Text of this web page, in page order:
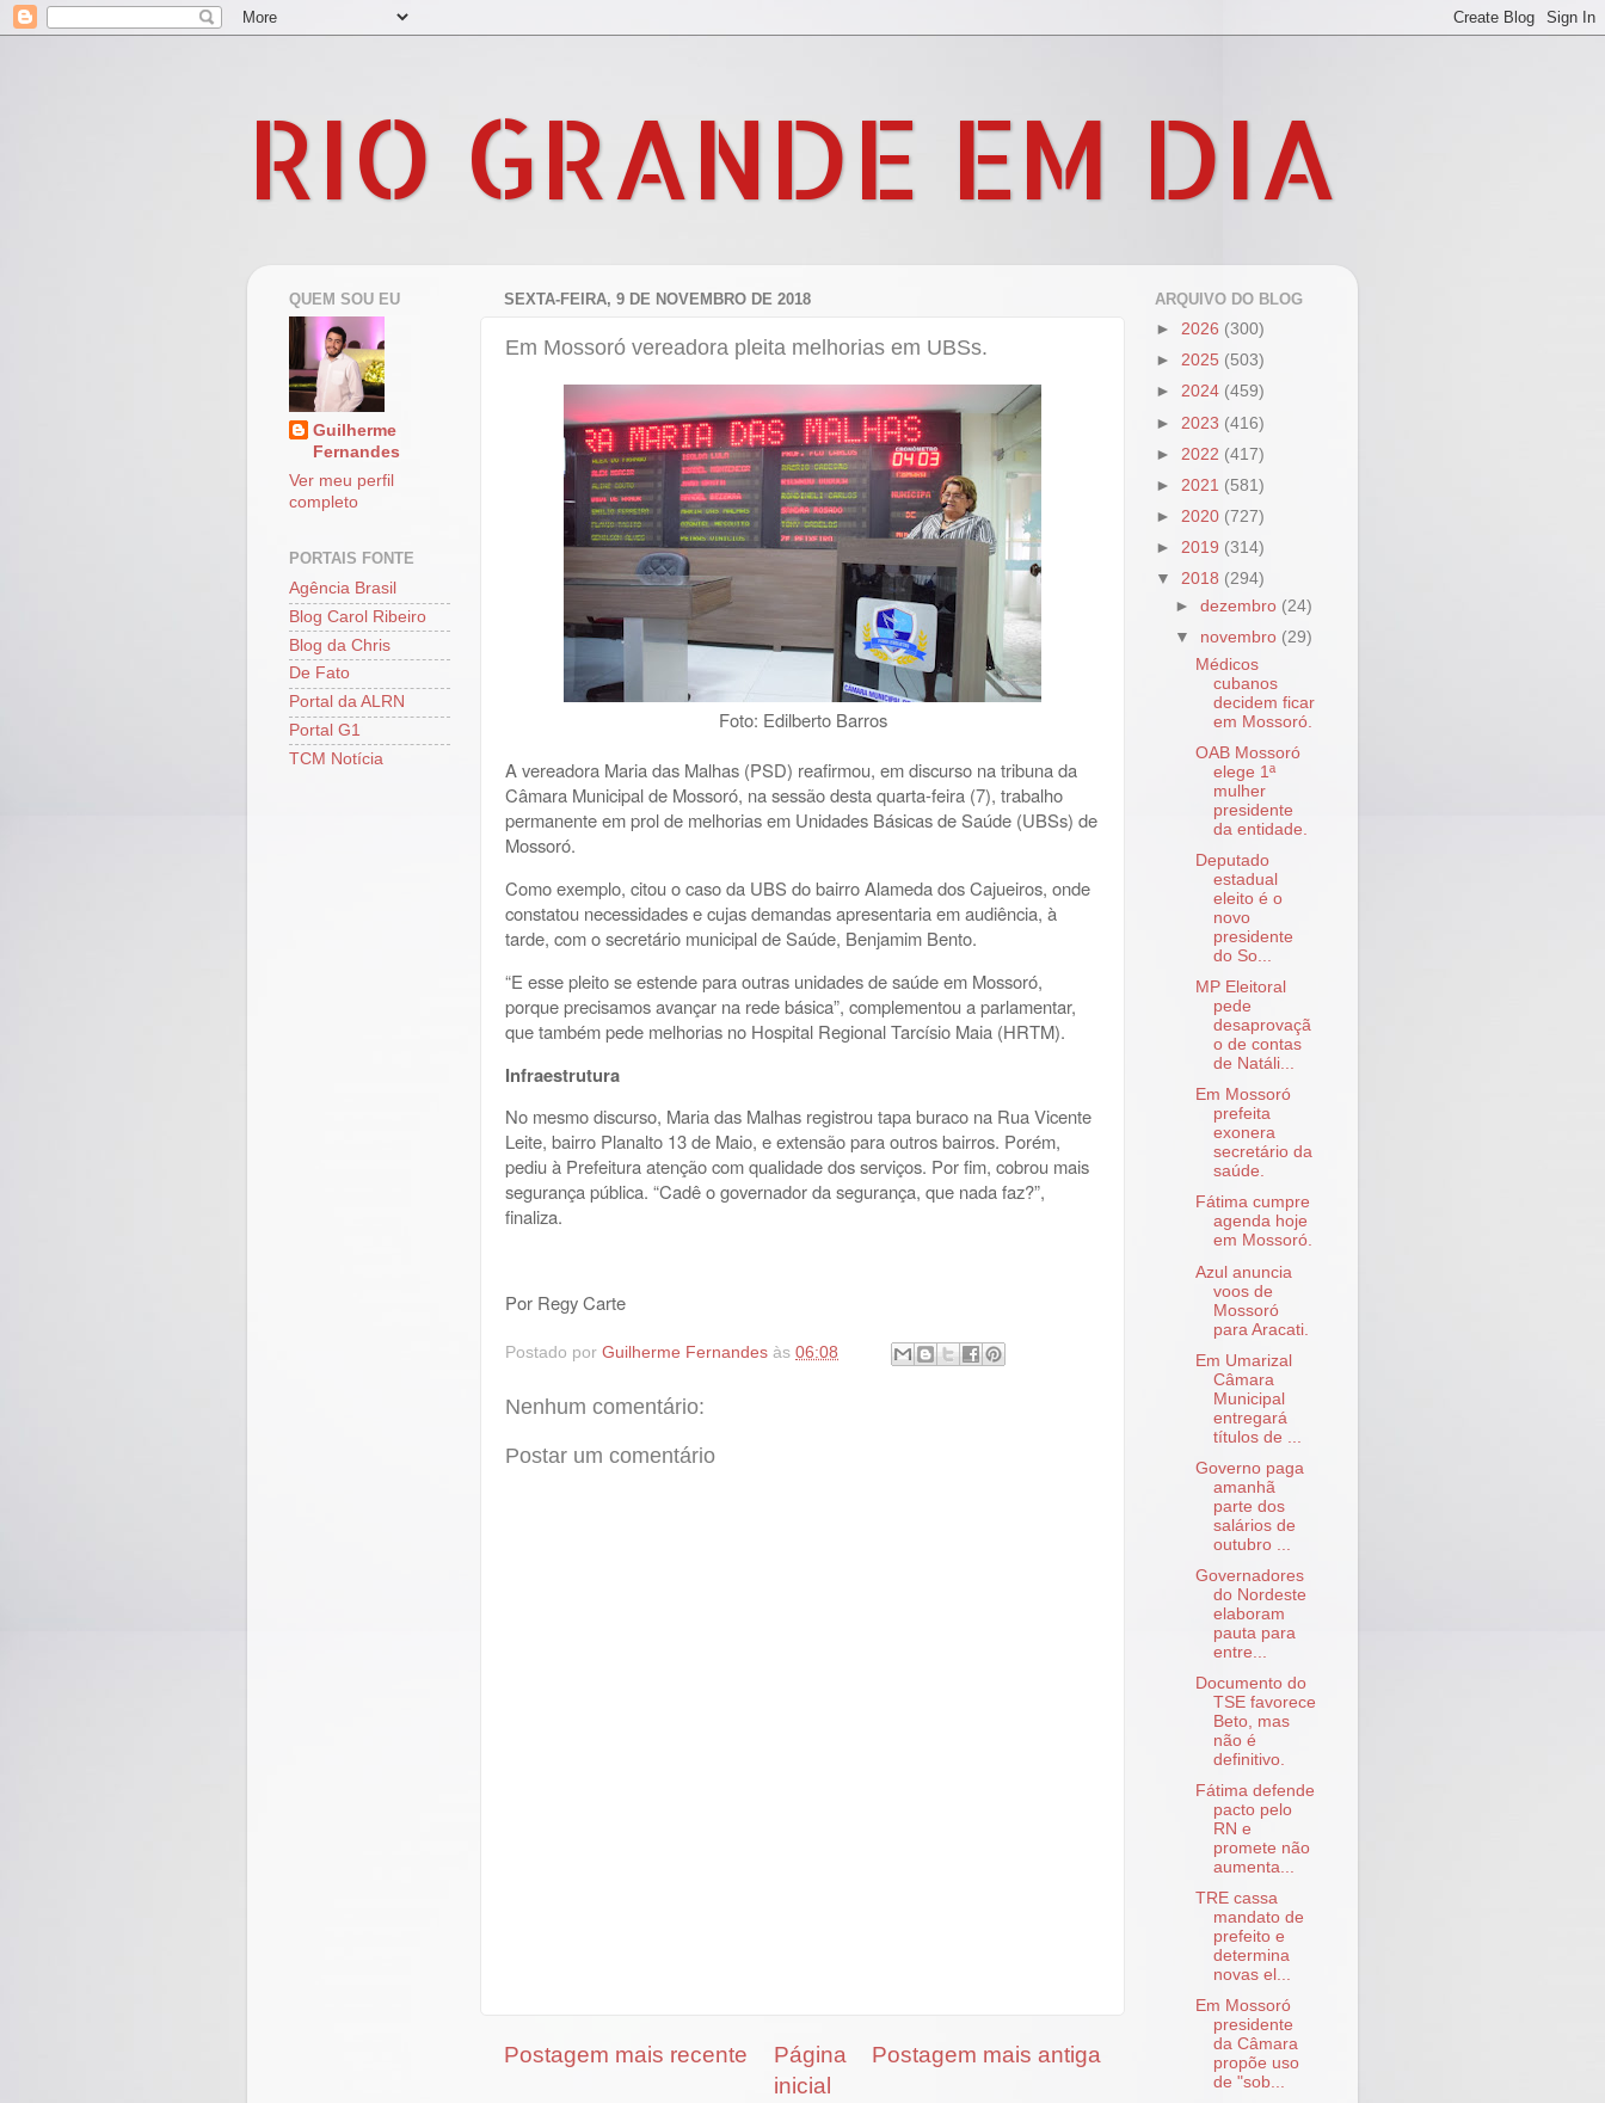
RIO GRANDE EM DIA
SEXTA-FEIRA, 9 DE NOVEMBRO DE 2018
Em Mossoró vereadora pleita melhorias em UBSs.
Foto: Edilberto Barros
A vereadora Maria das Malhas (PSD) reafirmou, em discurso na tribuna da
Câmara Municipal de Mossoró, na sessão desta quarta-feira (7), trabalho
permanente em prol de melhorias em Unidades Básicas de Saúde (UBSs) de
Mossoró.
Como exemplo, citou o caso da UBS do bairro Alameda dos Cajueiros, onde
constatou necessidades e cujas demandas apresentaria em audiência, à
tarde, com o secretário municipal de Saúde, Benjamim Bento.
“E esse pleito se estende para outras unidades de saúde em Mossoró,
porque precisamos avançar na rede básica”, complementou a parlamentar,
que também pede melhorias no Hospital Regional Tarcísio Maia (HRTM).
Infraestrutura
No mesmo discurso, Maria das Malhas registrou tapa buraco na Rua Vicente
Leite, bairro Planalto 13 de Maio, e extensão para outros bairros. Porém,
pediu à Prefeitura atenção com qualidade dos serviços. Por fim, cobrou mais
segurança pública. “Cadê o governador da segurança, que nada faz?”,
finaliza.
Por Regy Carte
Postado por Guilherme Fernandes às 06:08
Nenhum comentário:
Postar um comentário
Postagem mais recente Postagem mais antiga
Página
inicial
QUEM SOU EU
Guilherme
Fernandes
Ver meu perfil
completo
PORTAIS FONTE
Agência Brasil
Blog Carol Ribeiro
Blog da Chris
De Fato
Portal da ALRN
Portal G1
TCM Notícia
ARQUIVO DO BLOG
► 2026 (300)
► 2025 (503)
► 2024 (459)
► 2023 (416)
► 2022 (417)
► 2021 (581)
► 2020 (727)
► 2019 (314)
▼ 2018 (294)
►dezembro (24)
▼ novembro (29)
Médicos
cubanos
decidem ficar
em Mossoró.
OAB Mossoró
elege 1ª
mulher
presidente
da entidade.
Deputado
estadual
eleito é o
novo
presidente
do So...
MP Eleitoral
pede
desaprovaçã
o de contas
de Natáli...
Em Mossoró
prefeita
exonera
secretário da
saúde.
Fátima cumpre
agenda hoje
em Mossoró.
Azul anuncia
voos de
Mossoró
para Aracati.
Em Umarizal
Câmara
Municipal
entregará
títulos de ...
Governo paga
amanhã
parte dos
salários de
outubro ...
Governadores
do Nordeste
elaboram
pauta para
entre...
Documento do
TSE favorece
Beto, mas
não é
definitivo.
Fátima defende
pacto pelo
RN e
promete não
aumenta...
TRE cassa
mandato de
prefeito e
determina
novas el...
Em Mossoró
presidente
da Câmara
propõe uso
de "sob...